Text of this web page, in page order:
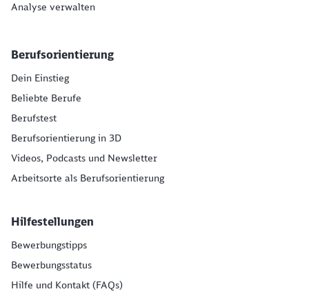
Analyse verwalten
Berufsorientierung
Dein Einstieg
Beliebte Berufe
Berufstest
Berufsorientierung in 3D
Videos, Podcasts und Newsletter
Arbeitsorte als Berufsorientierung
Hilfestellungen
Bewerbungstipps
Bewerbungsstatus
Hilfe und Kontakt (FAQs)